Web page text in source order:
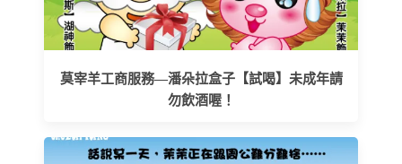
莫宰羊工商服務—潘朵拉盒子【試喝】未成年請
勿飲酒喔！